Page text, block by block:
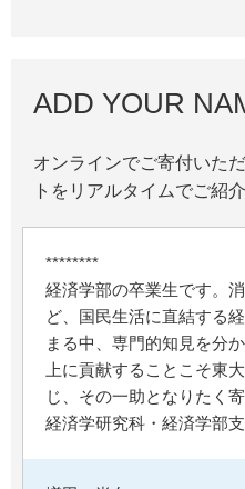
ADD YOUR
オンラインでご寄付いた
トをリアルタイムでご紹
********
経済学部の卒業生です。
ど、国民生活に直結する
まる中、専門的知見を分
上に貢献することこそ東
じ、その一助となりたく
経済学研究科・経済学部